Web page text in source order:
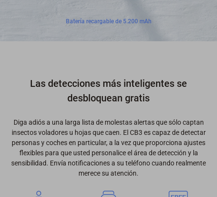
Batería recargable de 5.200 mAh
Las detecciones más inteligentes se
desbloquean gratis
Diga adiós a una larga lista de molestas alertas que sólo captan
insectos voladores u hojas que caen. El CB3 es capaz de detectar
personas y coches en particular, a la vez que proporciona ajustes
flexibles para que usted personalice el área de detección y la
sensibilidad. Envía notificaciones a su teléfono cuando realmente
merece su atención.